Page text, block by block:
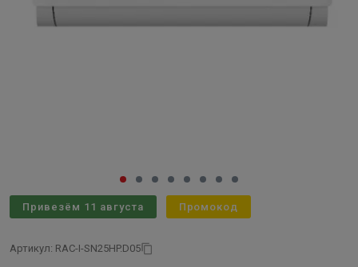
Привезём 11 августа Промокод
Артикул: RAC-I-SN25HP.D05